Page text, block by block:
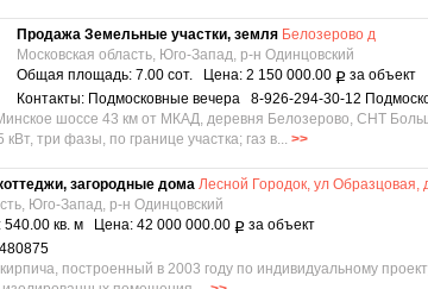
Продажа Земельные участки, земля Белозерово д
Московская область, Юго-Запад, р-н Одинцовский
Общая площадь: 7.00 сот. Цена: 2 150 000.00 Р за объект
Контакты: Подмосковные вечера 8-926-294-30-12
шоссе 43 км от МКАД, деревня Белозерово, СНТ
кВт, три фазы, по границе участка; газ в... >>
загородные дома Лесной Городок, ул Образцовая,
Юго-Запад, р-н Одинцовский
кв. м Цена: 42 000 000.00 Р за объект
построенный в 2003 году по индивидуальному